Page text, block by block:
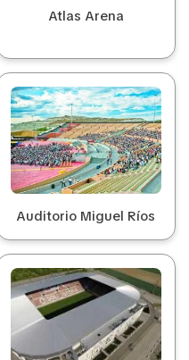
Atlas Arena
Auditorio Miguel Ríos